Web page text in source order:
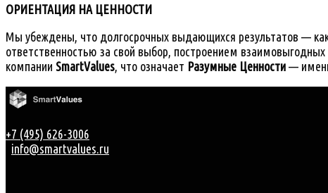
ОРИЕНТАЦИЯ НА ЦЕННОСТИ
Мы убеждены, что долгосрочных выдающихся результатов —
ответственностью за свой выбор, построением
компании SmartValues , что означает Разумные Ценности —
+7 (495) 626-3006
info@smartvalues.ru